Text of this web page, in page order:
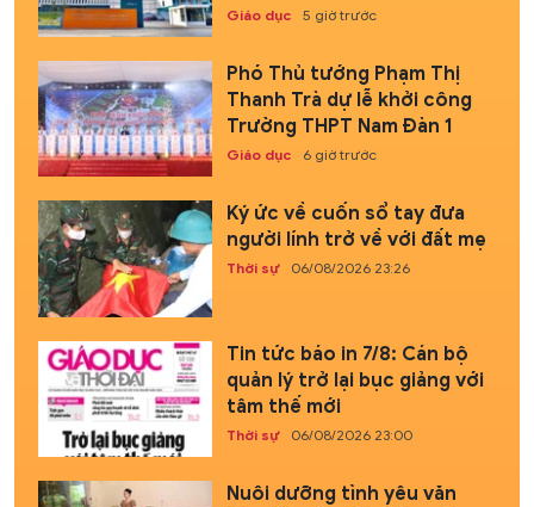
Giáo dục 5 giờ trước
Phó Thủ tướng Phạm Thị
Thanh Trà dự lễ khởi công
Trường THPT Nam Đàn 1
Giáo dục 6 giờ trước
Ký ức về cuốn sổ tay đưa
người lính trở về với đất mẹ
Thời sự 06/08/2026 23:26
Tin tức báo in 7/8: Cán bộ
quản lý trở lại bục giảng với
tâm thế mới
Thời sự 06/08/2026 23:00
Nuôi dưỡng tình yêu văn